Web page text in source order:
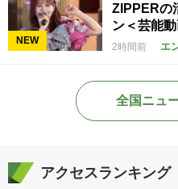
NEW
ZIPPERの
ン＜芸能動
2時間前 エ
全国ニュ
アクセスランキング